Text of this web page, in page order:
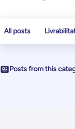
All posts
Posts from this